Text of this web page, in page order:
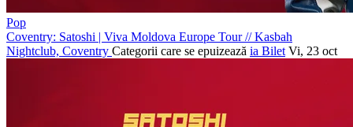
Pop
Coventry: Satoshi | Viva Moldova Europe Tour//Kasbah
Nightclub, Coventry Categorii care se epuizează ia Bilet Vi, 23 oct